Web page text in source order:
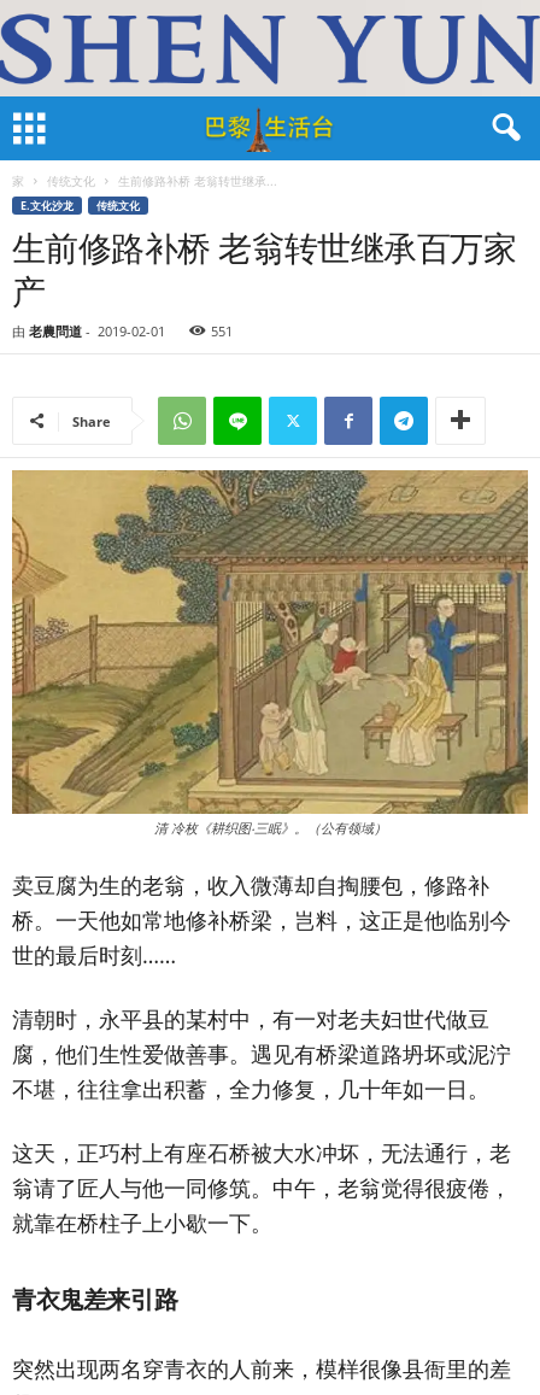
家 传统文化 生前修路补桥 老翁转世继承...
E.文化沙龙 传统文化
生前修路补桥 老翁转世继承百万家
产
由 老農問道 - 2019-02-01 551
Share
清 冷枚《耕织图‧三眠》。（公有领域）
卖豆腐为生的老翁，收入微薄却自掏腰包，修路补
桥。一天他如常地修补桥梁，岂料，这正是他临别今
世的最后时刻……
清朝时，永平县的某村中，有一对老夫妇世代做豆
腐，他们生性爱做善事。遇见有桥梁道路坍坏或泥泞
不堪，往往拿出积蓄，全力修复，几十年如一日。
这天，正巧村上有座石桥被大水冲坏，无法通行，老
翁请了匠人与他一同修筑。中午，老翁觉得很疲倦，
就靠在桥柱子上小歇一下。
青衣鬼差来引路
突然出现两名穿青衣的人前来，模样很像县衙里的差